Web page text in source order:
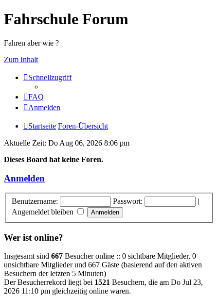
Fahrschule Forum
Fahren aber wie ?
Zum Inhalt
Schnellzugriff
FAQ
Anmelden
Startseite Foren-Übersicht
Aktuelle Zeit: Do Aug 06, 2026 8:06 pm
Dieses Board hat keine Foren.
Anmelden
Benutzername: Passwort:
|
Angemeldet bleiben
Wer ist online?
Insgesamt sind 667 Besucher online :: 0 sichtbare Mitglieder, 0
unsichtbare Mitglieder und 667 Gäste (basierend auf den aktiven
Besuchern der letzten 5 Minuten)
Der Besucherrekord liegt bei 1521 Besuchern, die am Do Jul 23,
2026 11:10 pm gleichzeitig online waren.